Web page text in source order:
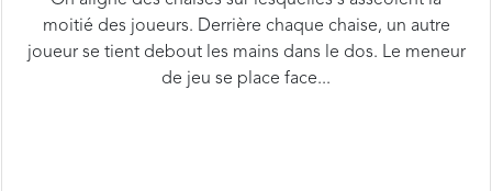
moitié des joueurs. Derrière chaque chaise, un autre
joueur se tient debout les mains dans le dos. Le meneur
de jeu se place face...